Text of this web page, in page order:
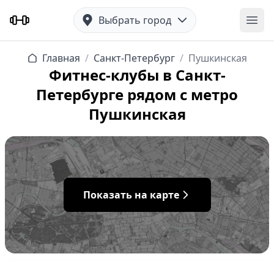
Выбрать город
Главная / Санкт-Петербург / Пушкинская
Фитнес-клубы в Санкт-
Петербурге рядом с метро
Пушкинская
Показать на карте